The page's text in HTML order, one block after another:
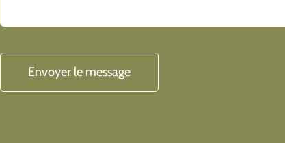
Envoyer le message